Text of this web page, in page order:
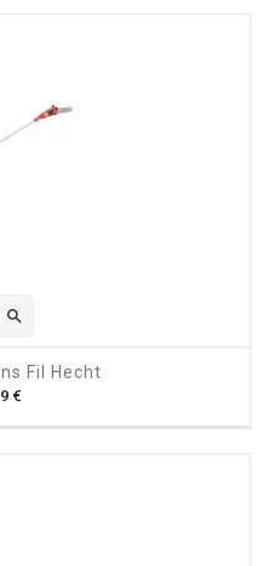
x

Fil Hecht
€P
x